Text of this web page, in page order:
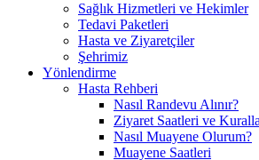
Sağlık Hizmetleri ve Hekimler
Tedavi Paketleri
Hasta ve Ziyaretçiler
Şehrimiz
Yönlendirme
Hasta Rehberi
Nasıl Randevu Alınır?
Ziyaret Saatleri ve
Nasıl Muayene Olurum?
Muayene Saatleri